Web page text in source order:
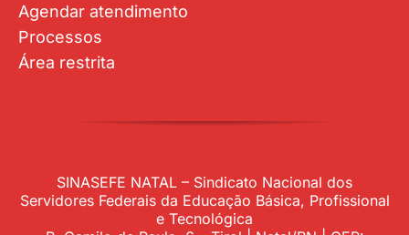
Agendar atendimento
Processos
Área restrita
SINASEFE NATAL – Sindicato Nacional dos
Servidores Federais da Educação Básica, Profissional
e Tecnológica